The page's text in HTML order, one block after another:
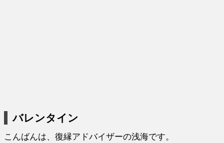
バレンタイン
こんばんは、復縁アドバイザーの浅海です。